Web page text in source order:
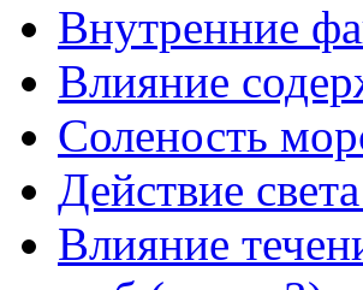
Внутренние
Влияние
Соленость
Действие
Влияние